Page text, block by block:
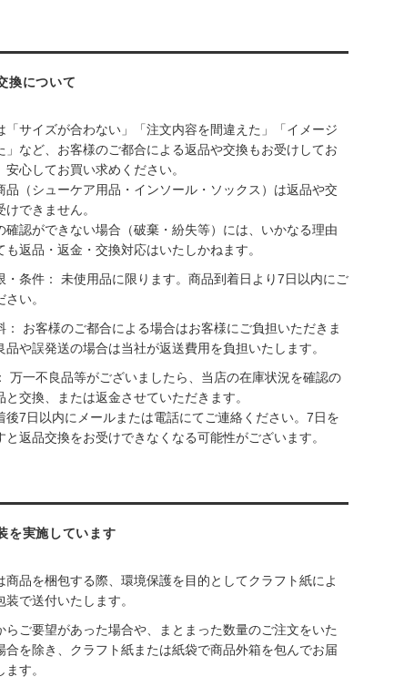
換について
「サイズが合わない」「注文内容を間違えた」「イメージ
」など、お客様のご都合による返品や交換もお受けしてお
安心してお買い求めください。
（シューケア用品・インソール・ソックス）は返品や交
けできません。
認ができない場合（破棄・紛失等）には、いかなる理由
も返品・返金・交換対応はいたしかねます。
・条件： 未使用品に限ります。商品到着日より7日以内にご
い。
： お客様のご都合による場合はお客様にご負担いただきま
品や誤発送の場合は当社が返送費用を負担いたします。
万一不良品等がございましたら、当店の在庫状況を確認の
と交換、または返金させていただきます。
後7日以内にメールまたは電話にてご連絡ください。7日を
と返品交換をお受けできなくなる可能性がございます。
を実施しています
商品を梱包する際、環境保護を目的としてクラフト紙によ
装で送付いたします。
らご要望があった場合や、まとまった数量のご注文をいた
合を除き、クラフト紙または紙袋で商品外箱を包んでお届
す。